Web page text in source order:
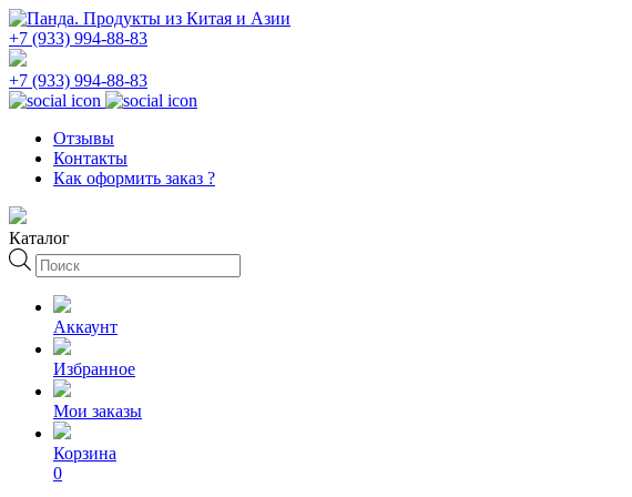
+7 (933) 994-88-83
+7 (933) 994-88-83
Отзывы
Контакты
Как оформить заказ ?
Каталог
Поиск
товаров
Аккаунт
Избранное
Мои заказы
Корзина
0